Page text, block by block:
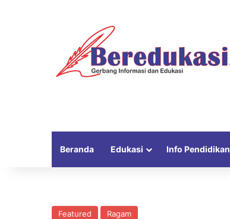
Beranda Edukasi Info Pendidikan
Featured Ragam